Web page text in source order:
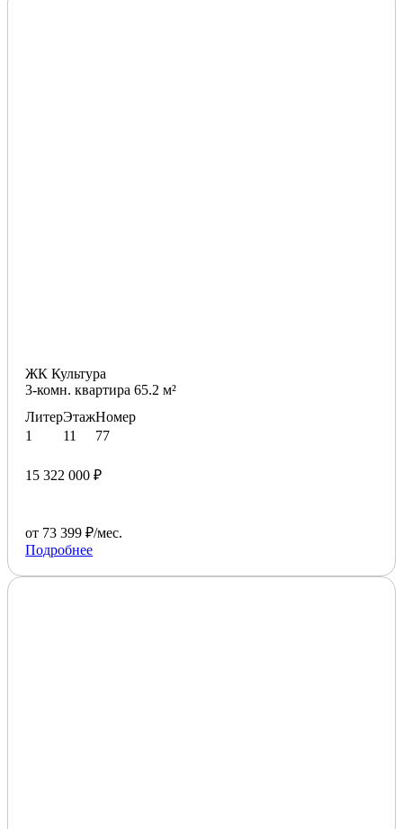
ЖК Культура
3-комн. квартира 65.2 м²
Литер
1
Этаж
11
Номер
77
15 322 000 ₽
от 73 399 ₽/мес.
Подробнее